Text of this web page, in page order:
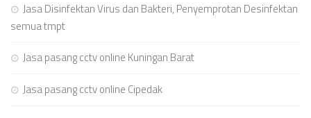
Jasa Disinfektan Virus dan Bakteri, Penyemprotan Desinfektan
semua tmpt
Jasa pasang cctv online Kuningan Barat
Jasa pasang cctv online Cipedak